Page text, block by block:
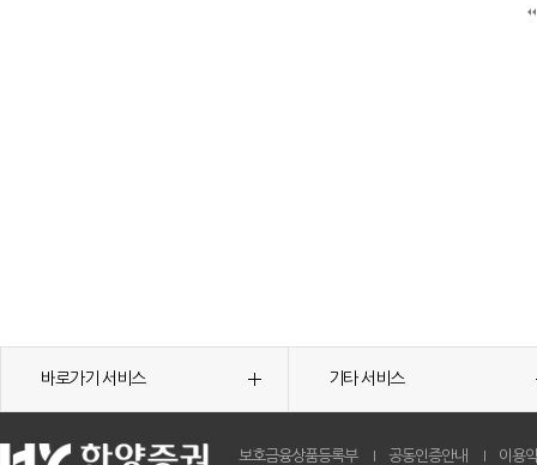
바로가기 서비스 기타 서비스
보호금융상품등록부 공동인증안내 이용